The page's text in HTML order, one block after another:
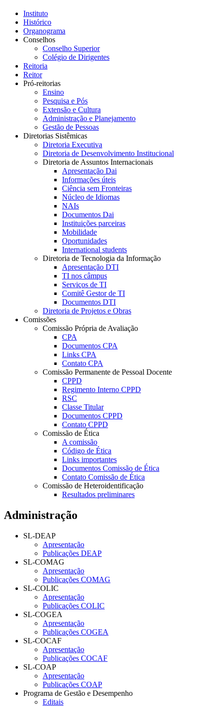
Instituto
Histórico
Organograma
Conselhos
Conselho Superior
Colégio de Dirigentes
Reitoria
Reitor
Pró-reitorias
Ensino
Pesquisa e Pós
Extensão e Cultura
Administração e Planejamento
Gestão de Pessoas
Diretorias Sistêmicas
Diretoria Executiva
Diretoria de Desenvolvimento Institucional
Diretoria de Assuntos Internacionais
Apresentação Dai
Informações úteis
Ciência sem Fronteiras
Núcleo de Idiomas
NAIs
Documentos Dai
Instituições parceiras
Mobilidade
Oportunidades
International students
Diretoria de Tecnologia da Informação
Apresentação DTI
TI nos câmpus
Serviços de TI
Comitê Gestor de TI
Documentos DTI
Diretoria de Projetos e Obras
Comissões
Comissão Própria de Avaliação
CPA
Documentos CPA
Links CPA
Contato CPA
Comissão Permanente de Pessoal Docente
CPPD
Regimento Interno CPPD
RSC
Classe Titular
Documentos CPPD
Contato CPPD
Comissão de Ética
A comissão
Código de Ética
Links importantes
Documentos Comissão de Ética
Contato Comissão de Ética
Comissão de Heteroidentificação
Resultados preliminares
Administração
SL-DEAP
Apresentação
Publicações DEAP
SL-COMAG
Apresentação
Publicações COMAG
SL-COLIC
Apresentação
Publicações COLIC
SL-COGEA
Apresentação
Publicações COGEA
SL-COCAF
Apresentação
Publicações COCAF
SL-COAP
Apresentação
Publicações COAP
Programa de Gestão e Desempenho
Editais